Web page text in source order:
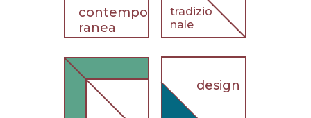
contempo
ranea
design
tradizio
nale